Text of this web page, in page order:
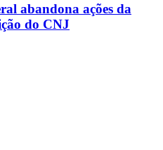
abandona ações da
do CNJ